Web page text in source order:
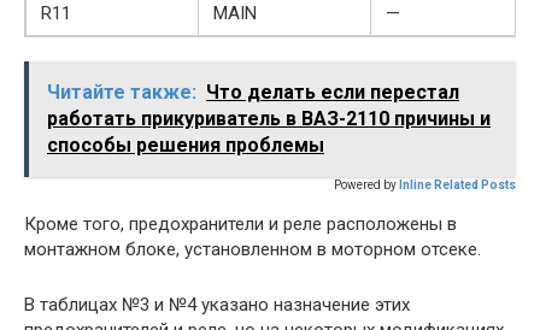
R11
MAIN —
Читайте также: Что делать если перестал
работать прикуриватель в ВАЗ-2110 причины и
способы решения проблемы
Powered by Inline Related Posts
Кроме того, предохранители и реле расположены в
монтажном блоке, установленном в моторном отсеке.
В таблицах №3 и №4 указано назначение этих